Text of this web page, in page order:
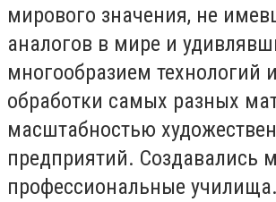
мирового значения, не
аналогов в мире и
многообразием технологий
обработки самых разных
масштабностью
предприятий. Создавались
профессиональные училища.